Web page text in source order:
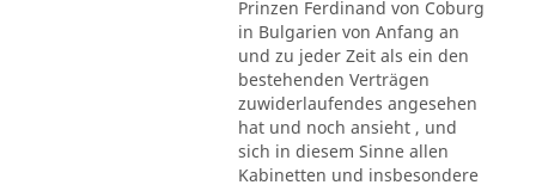
Prinzen Ferdinand von Coburg
in Bulgarien von Anfang an
und zu jeder Zeit als ein den
bestehenden Verträgen
zuwiderlaufendes angesehen
hat und noch ansieht , und
sich in diesem Sinne allen
Kabinetten und insbesondere